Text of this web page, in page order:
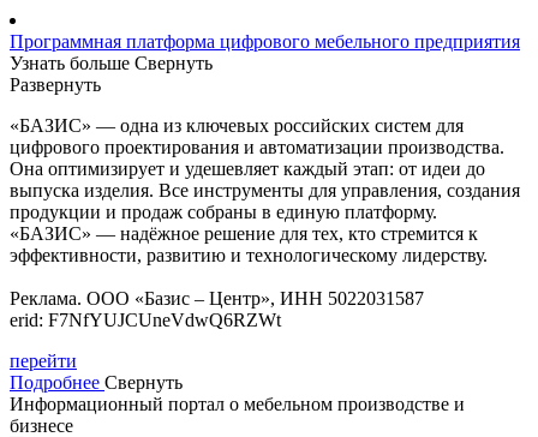
Программная платформа цифрового мебельного предприятия
Узнать больше Свернуть
Развернуть
«БАЗИС» — одна из ключевых российских систем для
цифрового проектирования и автоматизации производства.
Она оптимизирует и удешевляет каждый этап: от идеи до
выпуска изделия. Все инструменты для управления, создания
продукции и продаж собраны в единую платформу.
«БАЗИС» — надёжное решение для тех, кто стремится к
эффективности, развитию и технологическому лидерству.
Реклама. ООО «Базис – Центр», ИНН 5022031587
erid: F7NfYUJCUneVdwQ6RZWt
перейти
Подробнее Свернуть
Информационный портал о мебельном производстве и
бизнесе